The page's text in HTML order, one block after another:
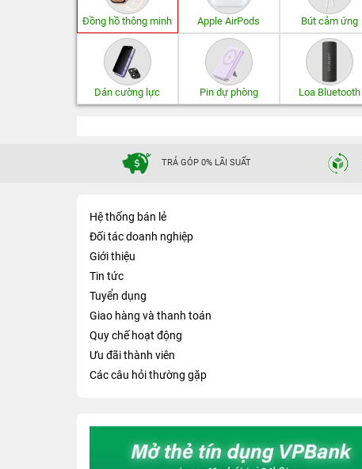
Đồng hồ thông minh Apple AirPods Bút cảm ứng
Dán cường lực Pin dự phòng Loa Bluetooth
TRẢ GÓP 0% LÃI SUẤT
Hệ thống bán lẻ
Đối tác doanh nghiệp
Giới thiệu
Tin tức
Tuyển dụng
Giao hàng và thanh toán
Quy chế hoạt động
Ưu đãi thành viên
Các câu hỏi thường gặp